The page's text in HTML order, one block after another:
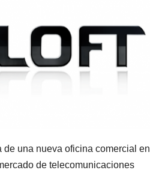
una nueva oficina comercial en
de telecomunicaciones